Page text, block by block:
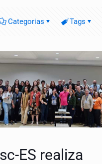
Categorias Tags
ES realiza